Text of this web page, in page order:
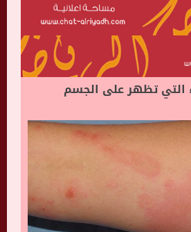
التي تظهر على الجسم